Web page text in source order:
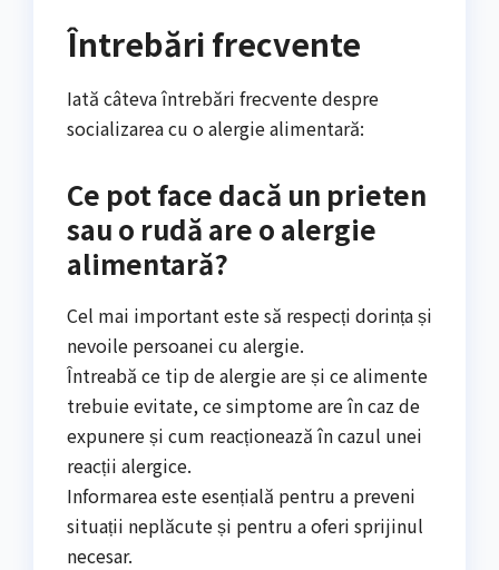
Întrebări frecvente
Iată câteva întrebări frecvente despre
socializarea cu o alergie alimentară:
Ce pot face dacă un prieten
sau o rudă are o alergie
alimentară?
Cel mai important este să respecți dorința și
nevoile persoanei cu alergie.
Întreabă ce tip de alergie are și ce alimente
trebuie evitate, ce simptome are în caz de
expunere și cum reacționează în cazul unei
reacții alergice.
Informarea este esențială pentru a preveni
situații neplăcute și pentru a oferi sprijinul
necesar.